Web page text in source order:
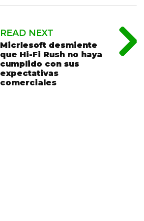
READ NEXT
Micrlesoft desmiente
que Hi-Fi Rush no haya
cumplido con sus
expectativas
comerciales